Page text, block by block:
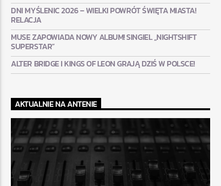
DNI MYŚLENIC 2026 – WIELKI POWRÓT ŚWIĘTA MIASTA!
RELACJA
MUSE ZAPOWIADA NOWY ALBUM! SINGIEL „NIGHTSHIFT
SUPERSTAR”
ALTER BRIDGE I KINGS OF LEON GRAJĄ DZIŚ W POLSCE!
AKTUALNIE NA ANTENIE